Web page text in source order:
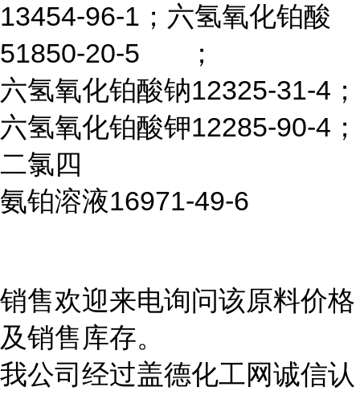
13454-96-1；六氢氧化铂酸
51850-20-5
；
六氢氧化铂酸钠12325-31-4；
六氢氧化铂酸钾12285-90-4；
二氯四
氨铂溶液16971-49-6
销售欢迎来电询问该原料价格
及销售库存。
我公司经过盖德化工网诚信认